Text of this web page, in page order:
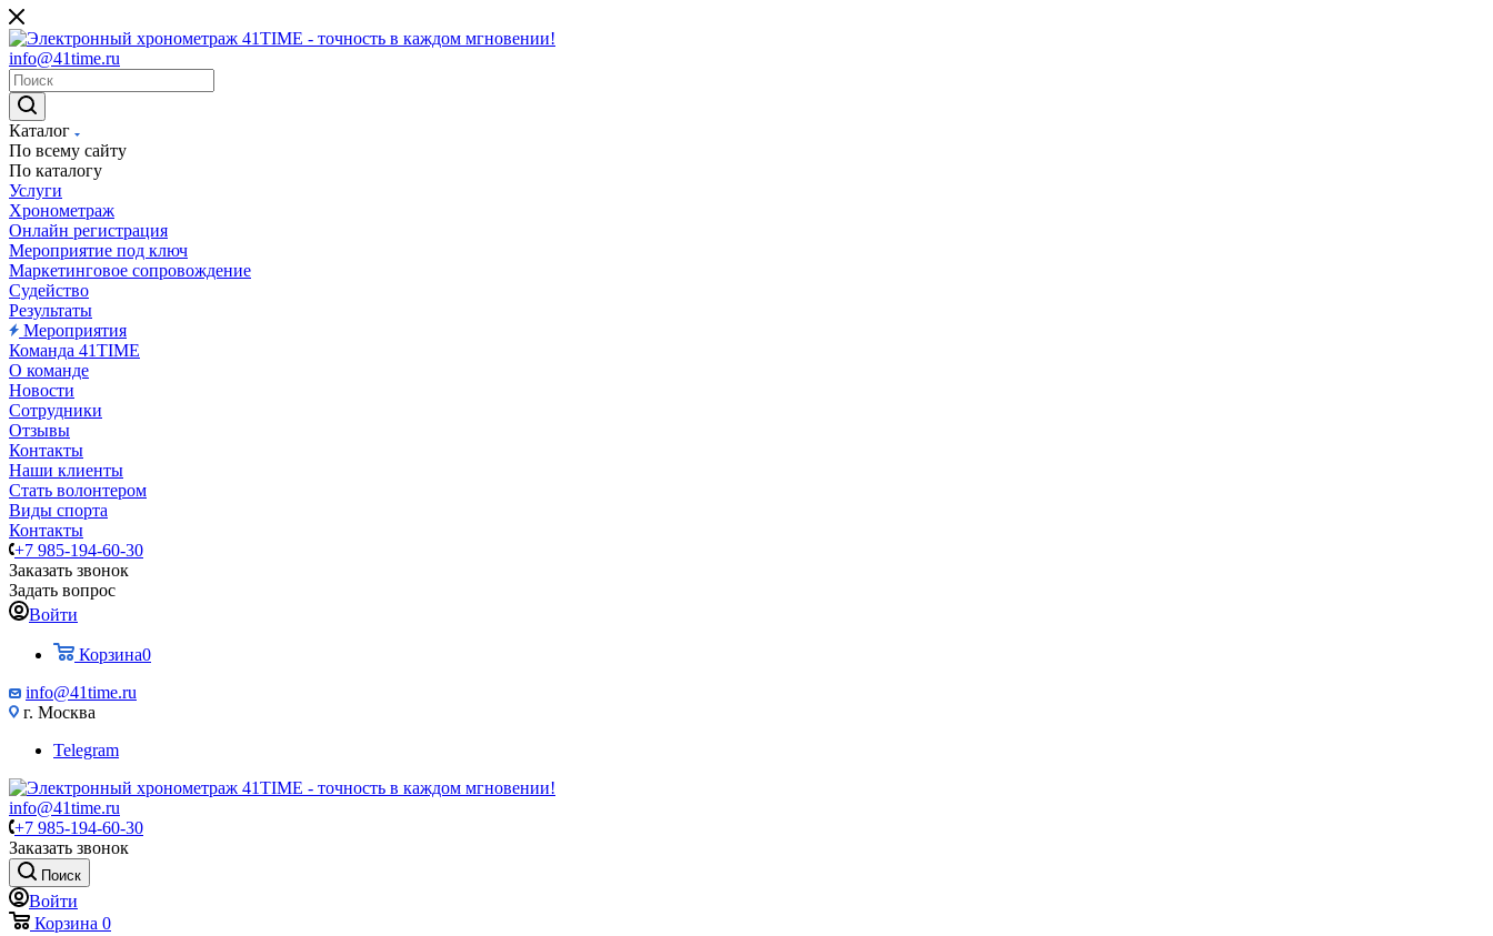
info@41time.ru
Каталог
По всему сайту
По каталогу
Услуги
Хронометраж
Онлайн регистрация
Мероприятие под ключ
Маркетинговое сопровождение
Судейство
Результаты
Мероприятия
Команда 41TIME
О команде
Новости
Сотрудники
Отзывы
Контакты
Наши клиенты
Стать волонтером
Виды спорта
Контакты
+7 985-194-60-30
Заказать звонок
Задать вопрос
Войти
Корзина0
info@41time.ru
г. Москва
Telegram
info@41time.ru
+7 985-194-60-30
Заказать звонок
Поиск
Войти
Корзина 0